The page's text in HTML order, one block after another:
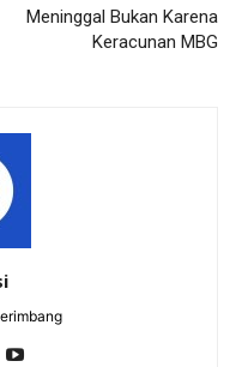
Meninggal Bukan Karena
Keracunan MBG